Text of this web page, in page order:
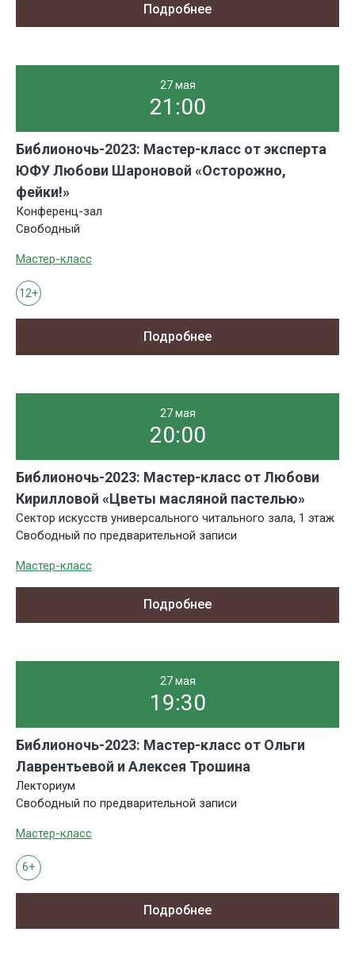
Подробнее
27 мая
21:00
Библионочь-2023: Мастер-класс от эксперта
ЮФУ Любови Шароновой «Осторожно,
фейки!»
Конференц-зал
Свободный
Мастер-класс
12+
Подробнее
27 мая
20:00
Библионочь-2023: Мастер-класс от Любови
Кирилловой «Цветы масляной пастелью»
Сектор искусств универсального читального зала, 1 этаж
Свободный по предварительной записи
Мастер-класс
Подробнее
27 мая
19:30
Библионочь-2023: Мастер-класс от Ольги
Лаврентьевой и Алексея Трошина
Лекториум
Свободный по предварительной записи
Мастер-класс
6+
Подробнее